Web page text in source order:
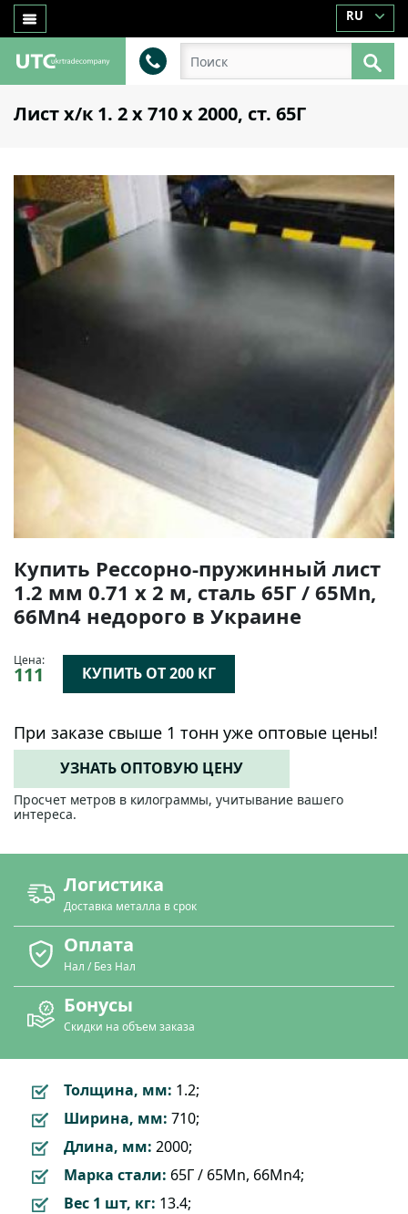
RU
Лист х/к 1. 2 х 710 х 2000, ст. 65Г
Купить Рессорно-пружинный лист
1.2 мм 0.71 х 2 м, сталь 65Г / 65Mn,
66Mn4 недорого в Украине
Цена:
111 КУПИТЬ ОТ 200 КГ
При заказе свыше 1 тонн уже оптовые цены!
УЗНАТЬ ОПТОВУЮ ЦЕНУ
Просчет метров в килограммы, учитывание вашего
интереса.
Логистика
Доставка металла в срок
Оплата
Нал / Без Нал
Бонусы
Скидки на объем заказа
Толщина, мм: 1.2;
Ширина, мм: 710;
Длина, мм: 2000;
Марка стали: 65Г / 65Mn, 66Mn4;
Вес 1 шт, кг: 13.4;